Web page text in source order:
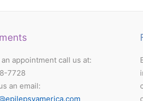
appointment call us at:
7728
an email: